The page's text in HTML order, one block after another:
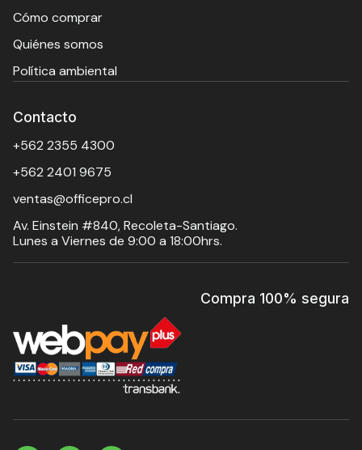
Cómo comprar
Quiénes somos
Política ambiental
Contacto
+562 2355 4300
+562 2401 9675
ventas@officepro.cl
Av. Einstein #840, Recoleta-Santiago.
Lunes a Viernes de 9:00 a 18:00hrs.
Compra 100% segura